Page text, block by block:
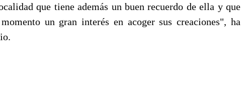
que tiene además un buen recuerdo de ella y que
un gran interés en acoger sus creaciones", ha